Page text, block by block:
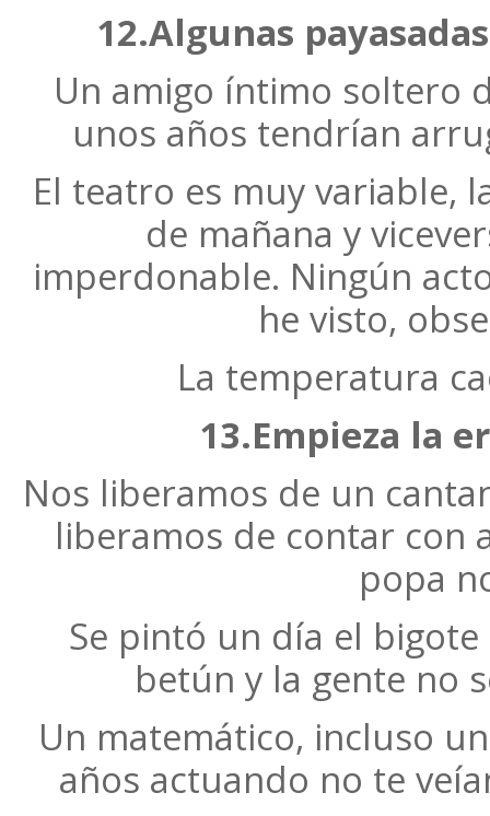
12.Algunas
Un amigo íntimo soltero
unos años tendrían
El teatro es muy variable,
de mañana y
imperdonable. Ningún
he visto,
La temperatura
13.Empieza la
Nos liberamos de un
liberamos de contar con
popa
Se pintó un día el
betún y la gente no
Un matemático, incluso
años actuando no te